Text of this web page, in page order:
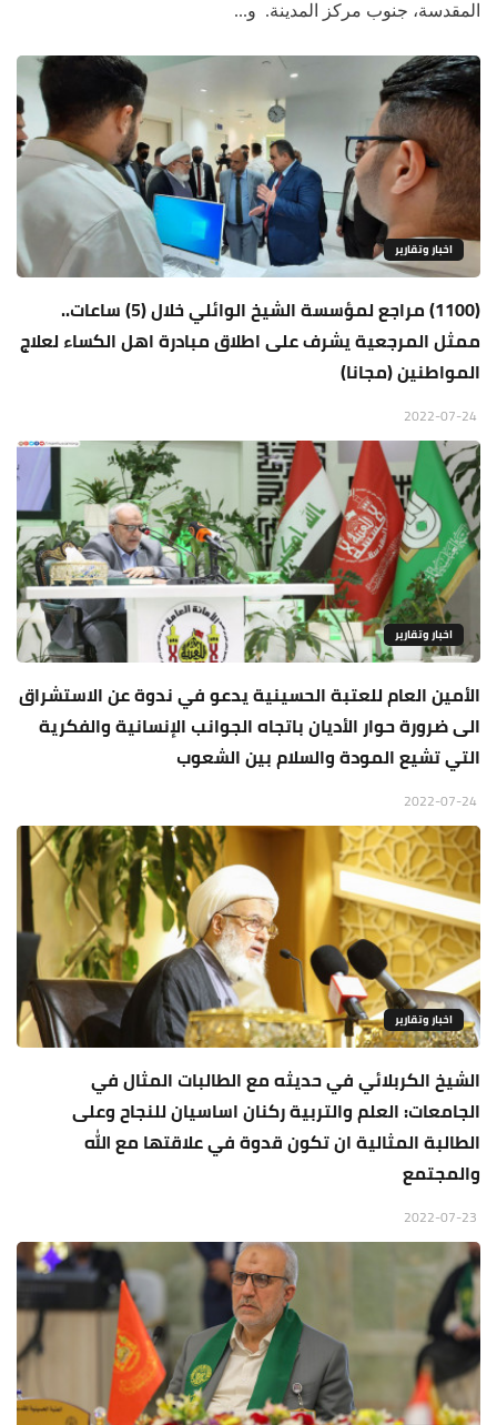
المقدسة، جنوب مركز المدينة. و...
اخبار وتقارير
(1100) مراجع لمؤسسة الشيخ الوائلي خلال (5) ساعات..
ممثل المرجعية يشرف على اطلاق مبادرة اهل الكساء لعلاج
المواطنين (مجانا)
اخبار وتقارير
الأمين العام للعتبة الحسينية يدعو في ندوة عن الاستشراق
الى ضرورة حوار الأديان باتجاه الجوانب الإنسانية والفكرية
التي تشيع المودة والسلام بين الشعوب
اخبار وتقارير
الشيخ الكربلائي في حديثه مع الطالبات المثال في
الجامعات: العلم والتربية ركنان اساسيان للنجاح وعلى
الطالبة المثالية ان تكون قدوة في علاقتها مع الله
والمجتمع